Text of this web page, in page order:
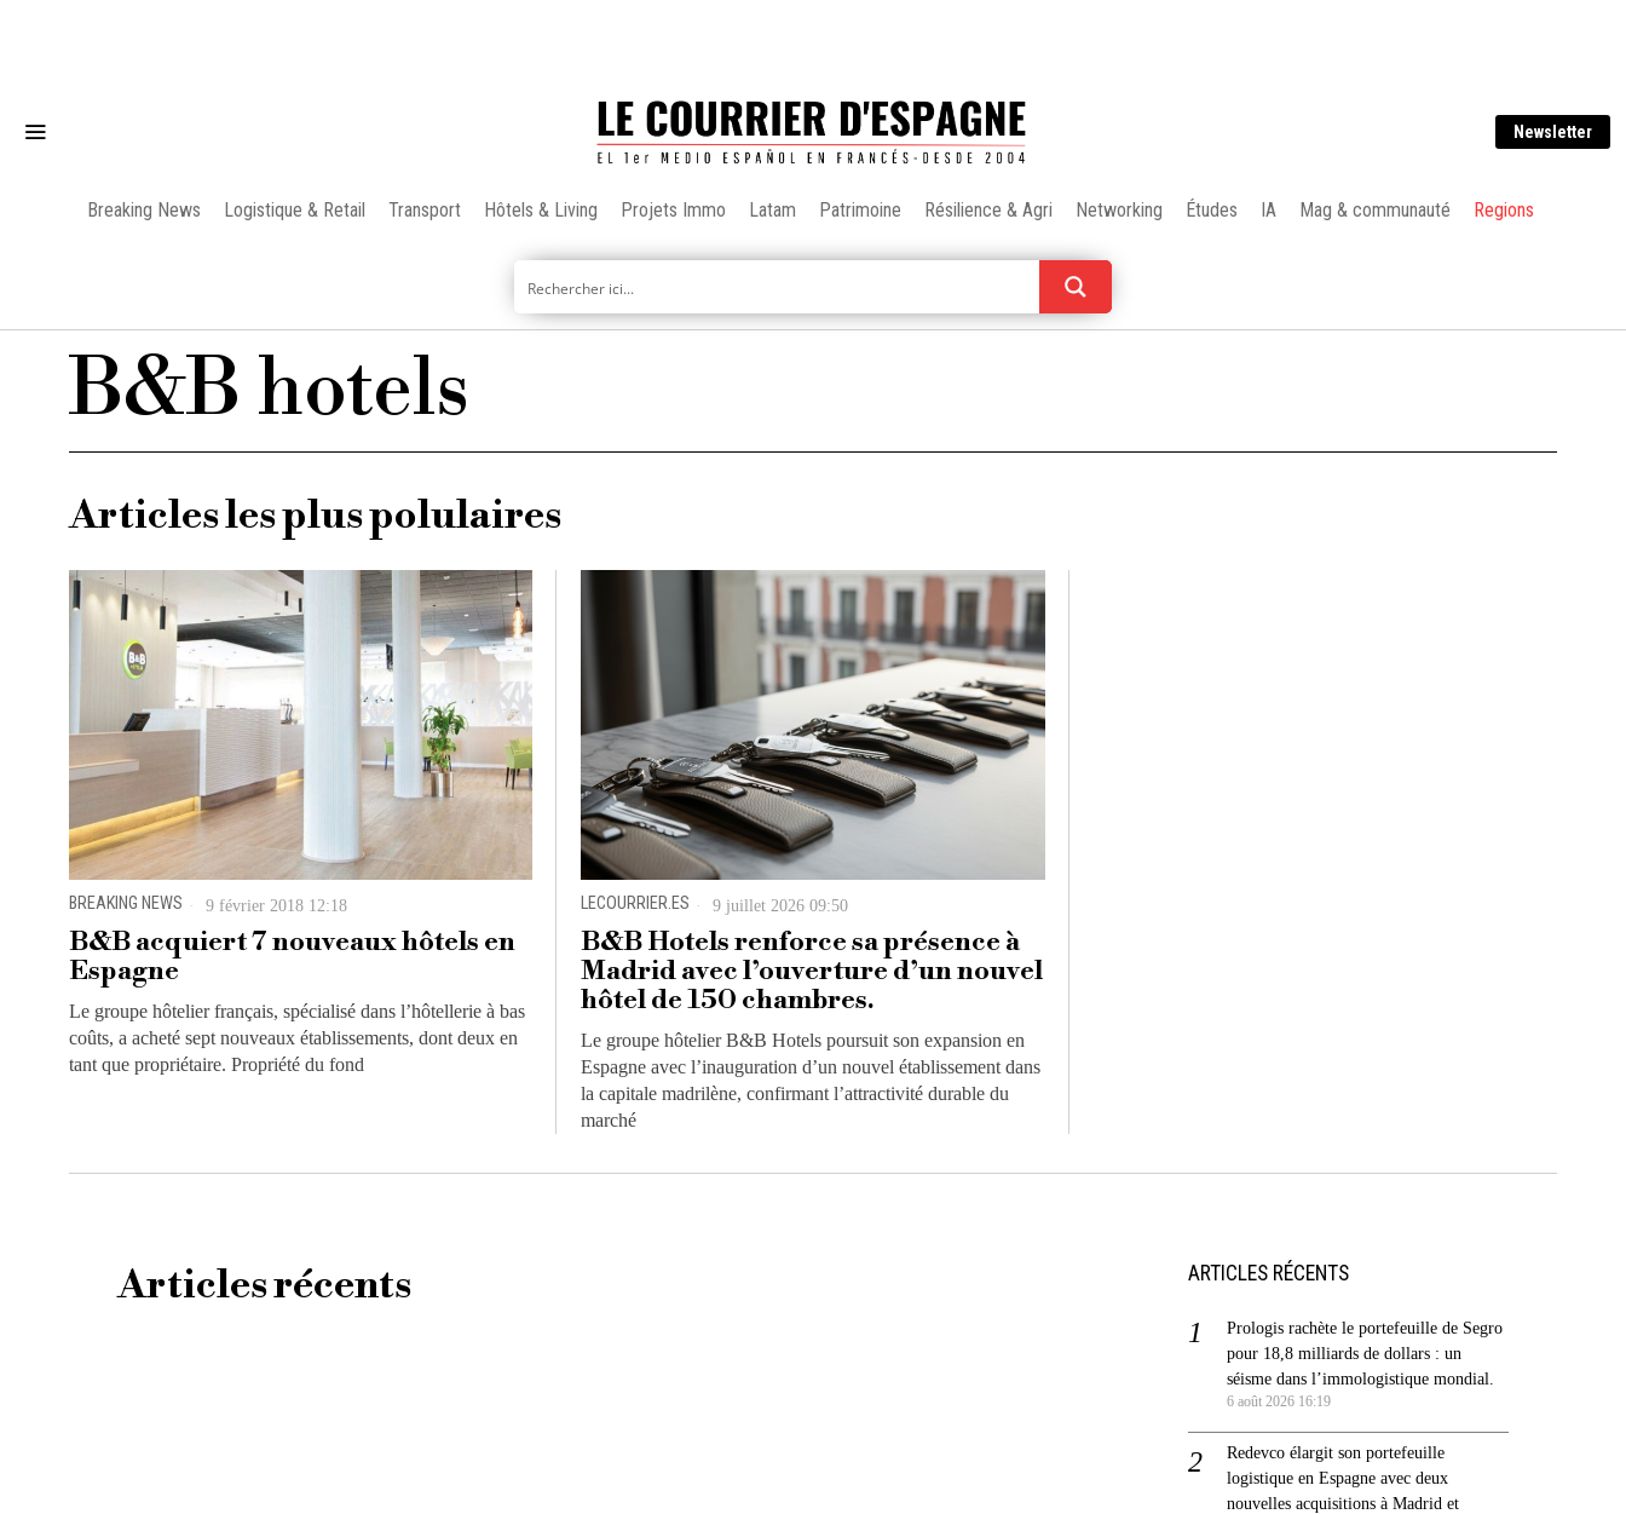
Newsletter
Breaking News Logistique & Retail Transport Hôtels & Living Projets Immo Latam Patrimoine Résilience & Agri Networking Études IA Mag & communauté Regions
B&B hotels
Articles les plus polulaires
BREAKING NEWS 9 février 2018 12:18
B&B acquiert 7 nouveaux hôtels en
Espagne
Le groupe hôtelier français, spécialisé dans l’hôtellerie à bas
coûts, a acheté sept nouveaux établissements, dont deux en
tant que propriétaire. Propriété du fond
LECOURRIER.ES 9 juillet 2026 09:50
B&B Hotels renforce sa présence à
Madrid avec l’ouverture d’un nouvel
hôtel de 150 chambres.
Le groupe hôtelier B&B Hotels poursuit son expansion en
Espagne avec l’inauguration d’un nouvel établissement dans
la capitale madrilène, confirmant l’attractivité durable du
marché
Articles récents ARTICLES RÉCENTS
Prologis rachète le portefeuille de Segro
pour 18,8 milliards de dollars : un
séisme dans l’immologistique mondial.
6 août 2026 16:19
Redevco élargit son portefeuille
logistique en Espagne avec deux
nouvelles acquisitions à Madrid et